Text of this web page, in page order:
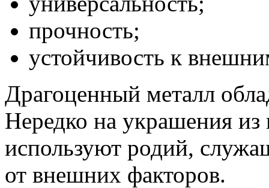
прочность;
устойчивость к
Драгоценный металл
Нередко на украшения из
используют родий,
от внешних факторов.